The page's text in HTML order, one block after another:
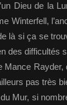
Dieu de la
Winterfell,
là si ça se
des difficultés
Mance
pas très
Mur, si